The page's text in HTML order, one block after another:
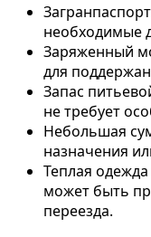
необходимые
Заряженный
для
Запас
не требует
Небольшая
назначения
Теплая
может быть
переезда.